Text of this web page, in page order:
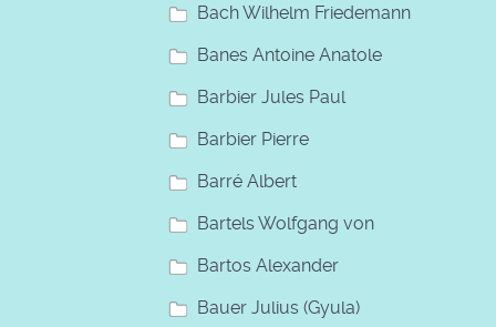
Bach Wilhelm Friedemann
Banes Antoine Anatole
Barbier Jules Paul
Barbier Pierre
Barré Albert
Bartels Wolfgang von
Bartos Alexander
Bauer Julius (Gyula)